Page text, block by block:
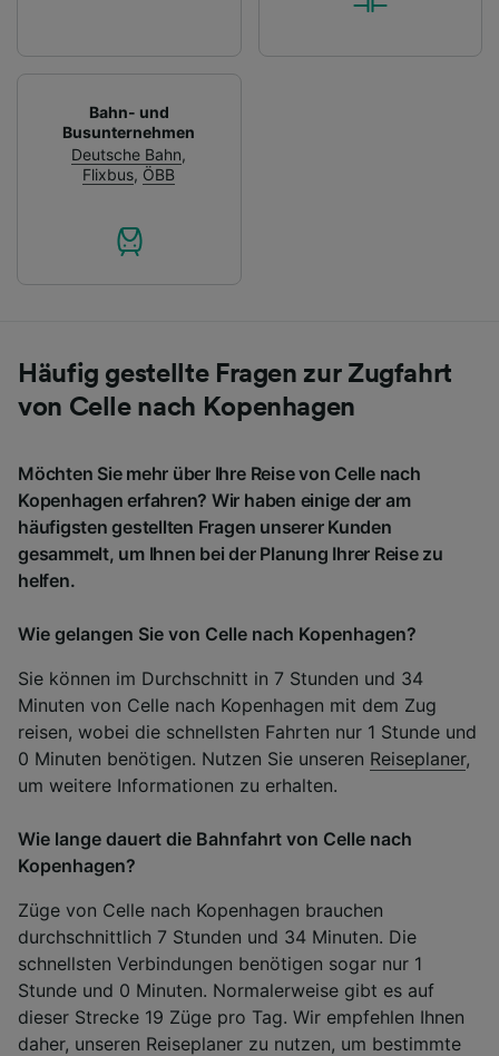
Bahn- und
Busunternehmen
Deutsche Bahn,
Flixbus, ÖBB
Häufig gestellte Fragen zur Zugfahrt
von Celle nach Kopenhagen
Möchten Sie mehr über Ihre Reise von Celle nach
Kopenhagen erfahren? Wir haben einige der am
häufigsten gestellten Fragen unserer Kunden
gesammelt, um Ihnen bei der Planung Ihrer Reise zu
helfen.
Wie gelangen Sie von Celle nach Kopenhagen?
Sie können im Durchschnitt in 7 Stunden und 34
Minuten von Celle nach Kopenhagen mit dem Zug
reisen, wobei die schnellsten Fahrten nur 1 Stunde und
0 Minuten benötigen. Nutzen Sie unseren Reiseplaner,
um weitere Informationen zu erhalten.
Wie lange dauert die Bahnfahrt von Celle nach
Kopenhagen?
Züge von Celle nach Kopenhagen brauchen
durchschnittlich 7 Stunden und 34 Minuten. Die
schnellsten Verbindungen benötigen sogar nur 1
Stunde und 0 Minuten. Normalerweise gibt es auf
dieser Strecke 19 Züge pro Tag. Wir empfehlen Ihnen
daher, unseren Reiseplaner zu nutzen, um bestimmte